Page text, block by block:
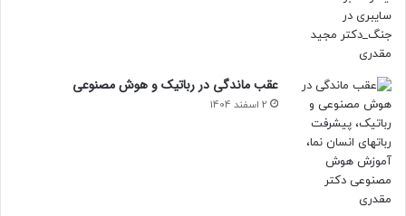
عقب ماندگی در رباتیک و هوش مصنوعی
2 اسفند 1404